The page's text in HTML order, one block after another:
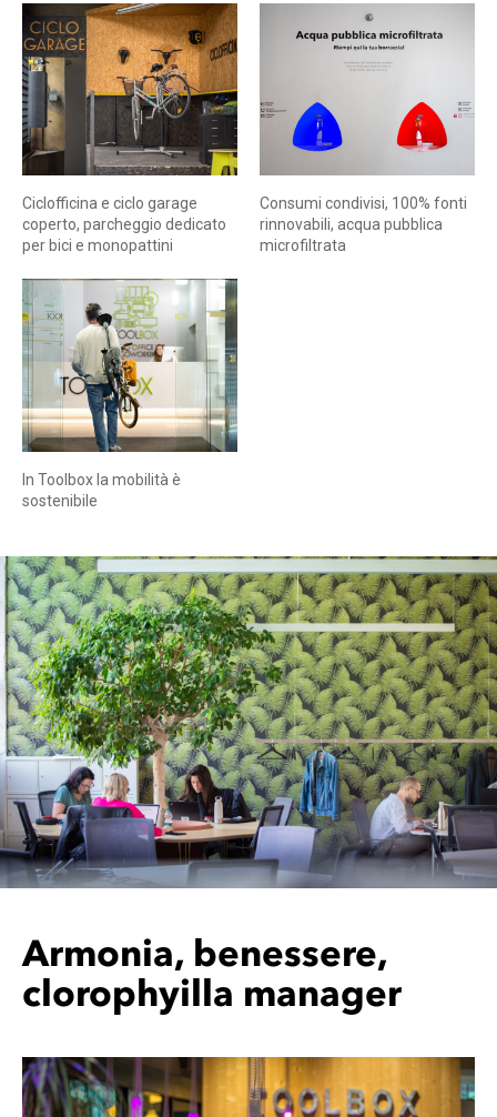
Ciclofficina e ciclo garage
coperto, parcheggio dedicato
per bici e monopattini
Consumi condivisi, 100% fonti
rinnovabili, acqua pubblica
microfiltrata
In Toolbox la mobilità è
sostenibile
Armonia, benessere,
clorophyilla manager